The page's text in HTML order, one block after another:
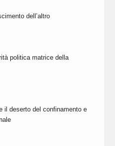
dell’altro
politica matrice della
il deserto del confinamento e